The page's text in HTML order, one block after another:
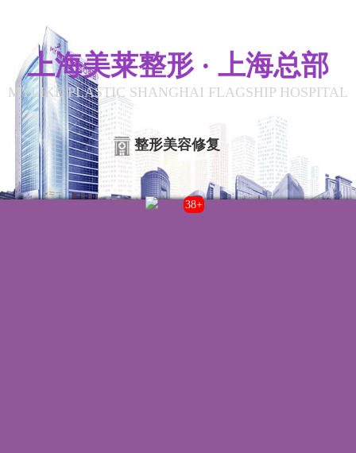
上海美莱整形 · 上海总部
MYLIKE PLASTIC SHANGHAI FLAGSHIP HOSPITAL
整形美容修复
38+